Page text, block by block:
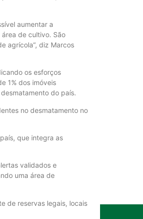
aumentar a
de cultivo. São
agrícola”, diz Marcos
os esforços
1% dos imóveis
do país.
no desmatamento no
que integra as
validados e
uma área de
de reservas legais, locais